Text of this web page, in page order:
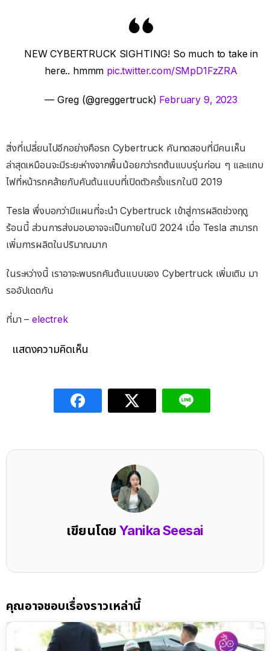
NEW CYBERTRUCK SIGHTING! So much to take in
here.. hmmm pic.twitter.com/SMpD1FzZRA
— Greg (@greggertruck) February 9, 2023
สิ่งที่เปลี่ยนไปอีกอย่างคือรถ Cybertruck คันทดสอบที่มีคนเห็น
ล่าสุดเหมือนจะมีระยะห่างจากพื้นน้อยกว่ารถต้นแบบรุ่นก่อน ๆ และแถบ
ไฟที่หน้ารถคล้ายกับคันต้นแบบที่เปิดตัวครั้งแรกในปี 2019
Tesla พึ่งบอกว่ามีแผนที่จะนำ Cybertruck เข้าสู่การผลิตช่วงฤดู
ร้อนนี้ ส่วนการส่งมอบอาจจะเป็นภายในปี 2024 เมื่อ Tesla สามารถ
เพิ่มการผลิตในปริมาณมาก
ในระหว่างนี้ เราอาจะพบรถคันต้นแบบของ Cybertruck เพิ่มเติม มา
รออัปเดตกัน
ที่มา –electrek
แสดงความคิดเห็น
เขียนโดย Yanika Seesai
คุณอาจชอบเรื่องราวเหล่านี้